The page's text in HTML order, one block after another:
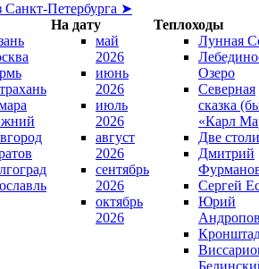
Санкт-Петербурга ➤
На дату
Теплоходы
май
2026
июнь
2026
июль
2026
август
2026
сентябрь
2026
октябрь
2026
Лунная
Озеро
Северная
сказка
«Карл
Две
Дмитрий
Сергей
Юрий